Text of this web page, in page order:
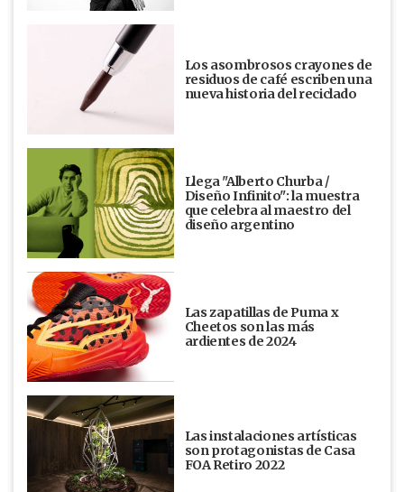
Los asombrosos crayones de
residuos de café escriben una
nueva historia del reciclado
Llega "Alberto Churba /
Diseño Infinito": la muestra
que celebra al maestro del
diseño argentino
Las zapatillas de Puma x
Cheetos son las más
ardientes de 2024
Las instalaciones artísticas
son protagonistas de Casa
FOA Retiro 2022